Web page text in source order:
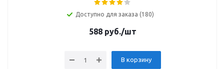
Доступно для заказа (180)
588руб./шт
В корзину